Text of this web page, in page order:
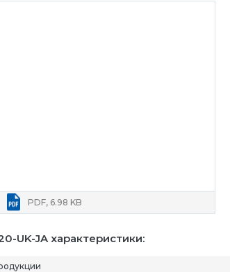
PDF, 6.98 KB
UK-JA характеристики: